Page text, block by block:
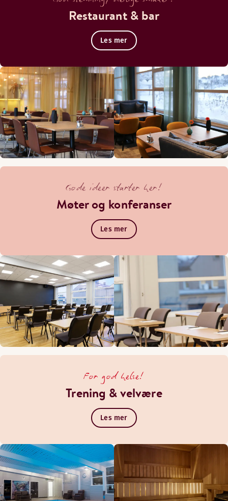
Restaurant & bar
Les mer
Gode ideer starter her!
Møter og konferanser
Les mer
For god helse!
Trening & velvære
Les mer